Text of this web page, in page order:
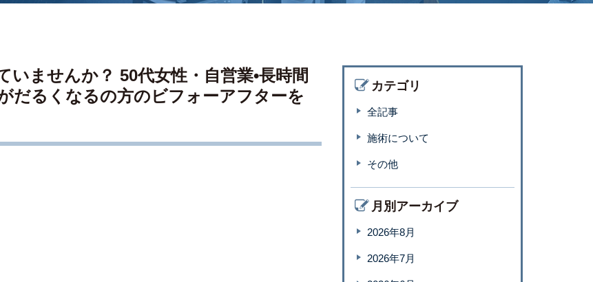
いませんか？ 50代女性・自営業•長時間
だるくなるの方のビフォーアフターを
カテゴリ
全記事
施術について
その他
月別アーカイブ
2026年8月
2026年7月